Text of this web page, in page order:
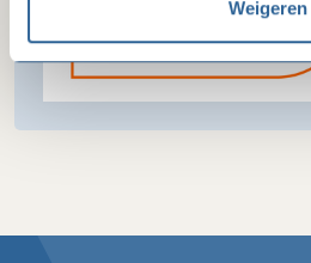
Weigeren